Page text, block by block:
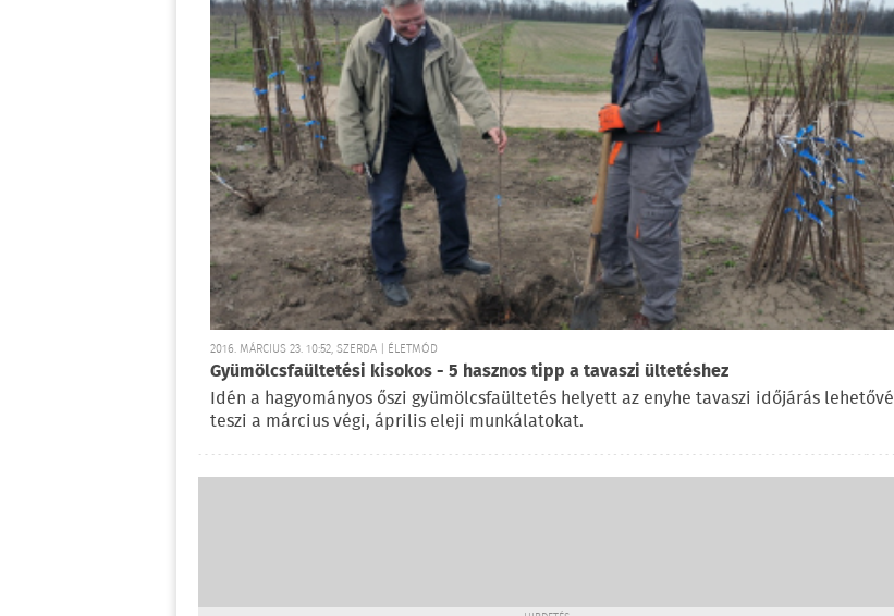
2016. MÁRCIUS 23. 10:52, SZERDA | ÉLETMÓD
Gyümölcsfaültetési kisokos - 5 hasznos tipp a tavaszi ültetéshez
Idén a hagyományos őszi gyümölcsfaültetés helyett az enyhe tavaszi időjárás lehetővé
teszi a március végi, április eleji munkálatokat.